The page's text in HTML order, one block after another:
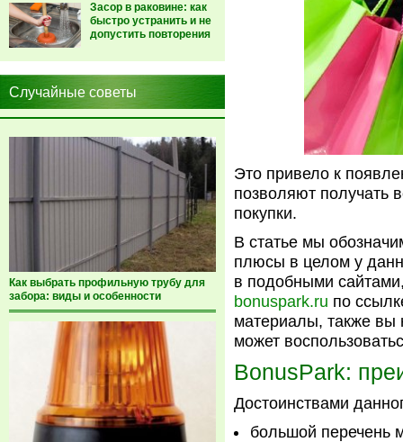
Засор в раковине: как
быстро устранить и не
допустить повторения
Случайные советы
Как выбрать профильную трубу для
забора: виды и особенности
Это привело к
позволяют получать
покупки.
В статье мы
плюсы в целом у
в подобными
bonuspark.ru по
материалы, также вы
может
BonusPark:
Достоинствами
большой перечень